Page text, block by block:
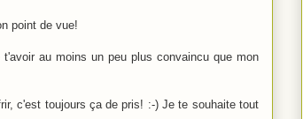
point de vue!
au moins un peu plus convaincu que mon
c'est toujours ça de pris! :-) Je te souhaite tout